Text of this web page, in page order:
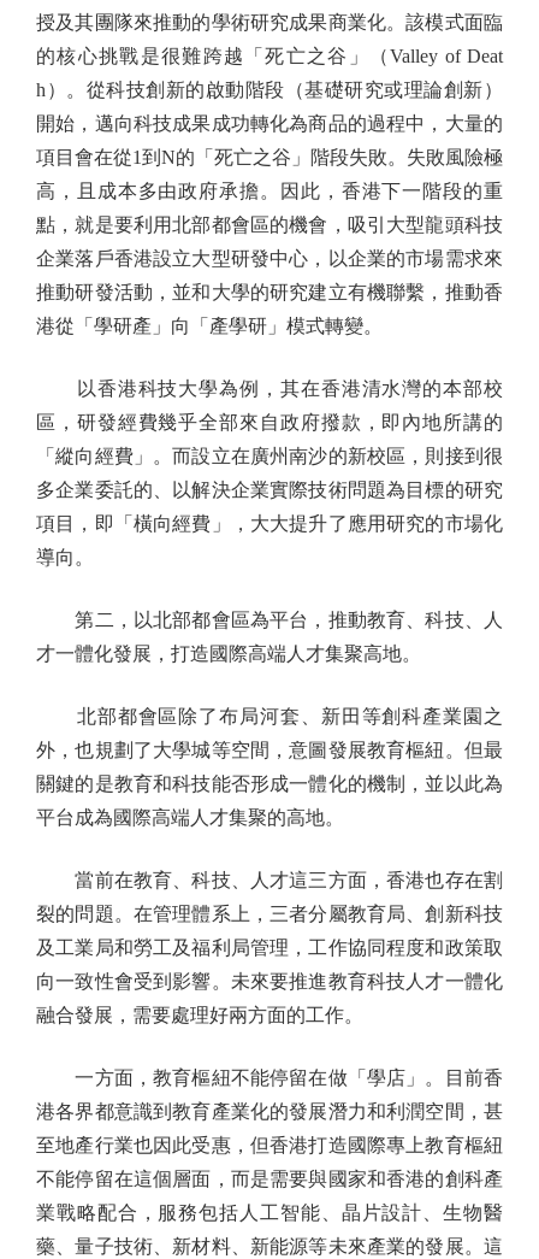
授及其團隊來推動的學術研究成果商業化。該模式面臨
的核心挑戰是很難跨越「死亡之谷」（Valley of Deat
h）。從科技創新的啟動階段（基礎研究或理論創新）
開始，邁向科技成果成功轉化為商品的過程中，大量的
項目會在從1到N的「死亡之谷」階段失敗。失敗風險極
高，且成本多由政府承擔。因此，香港下一階段的重
點，就是要利用北部都會區的機會，吸引大型龍頭科技
企業落戶香港設立大型研發中心，以企業的市場需求來
推動研發活動，並和大學的研究建立有機聯繫，推動香
港從「學研產」向「產學研」模式轉變。
以香港科技大學為例，其在香港清水灣的本部校
區，研發經費幾乎全部來自政府撥款，即內地所講的
「縱向經費」。而設立在廣州南沙的新校區，則接到很
多企業委託的、以解決企業實際技術問題為目標的研究
項目，即「橫向經費」，大大提升了應用研究的市場化
導向。
第二，以北部都會區為平台，推動教育、科技、人
才一體化發展，打造國際高端人才集聚高地。
北部都會區除了布局河套、新田等創科產業園之
外，也規劃了大學城等空間，意圖發展教育樞紐。但最
關鍵的是教育和科技能否形成一體化的機制，並以此為
平台成為國際高端人才集聚的高地。
當前在教育、科技、人才這三方面，香港也存在割
裂的問題。在管理體系上，三者分屬教育局、創新科技
及工業局和勞工及福利局管理，工作協同程度和政策取
向一致性會受到影響。未來要推進教育科技人才一體化
融合發展，需要處理好兩方面的工作。
一方面，教育樞紐不能停留在做「學店」。目前香
港各界都意識到教育產業化的發展潛力和利潤空間，甚
至地產行業也因此受惠，但香港打造國際專上教育樞紐
不能停留在這個層面，而是需要與國家和香港的創科產
業戰略配合，服務包括人工智能、晶片設計、生物醫
藥、量子技術、新材料、新能源等未來產業的發展。這